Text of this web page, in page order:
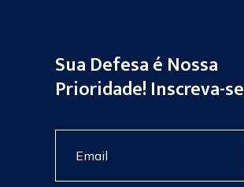
Sua Defesa é Nossa
Prioridade! Inscreva-se